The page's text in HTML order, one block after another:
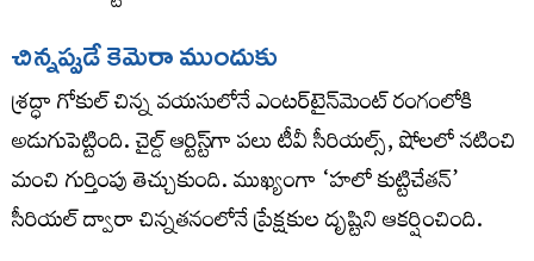
చిన్నప్పుడే కెమెరా ముందుకు
శ్రద్ధా గోకుల్ చిన్న వయసులోనే ఎంటర్‌టైన్‌మెంట్ రంగంలోకి
అడుగుపెట్టింది. చైల్డ్ ఆర్టిస్ట్‌గా పలు టీవీ సీరియల్స్, షోలలో నటించి
మంచి గుర్తింపు తెచ్చుకుంది. ముఖ్యంగా ‘హలో కుట్టిచేతన్’
సీరియల్ ద్వారా చిన్నతనంలోనే ప్రేక్షకుల దృష్టిని ఆకర్షించింది.